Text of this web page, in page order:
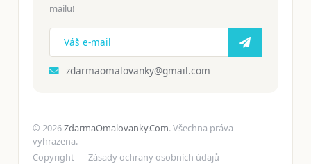
mailu!
zdarmaomalovanky@gmail.com
© 2026ZdarmaOmalovanky.Com. Všechna práva
vyhrazena.
Copyright
Zásady ochrany osobních údajů